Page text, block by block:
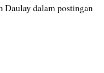
Daulay dalam postingan